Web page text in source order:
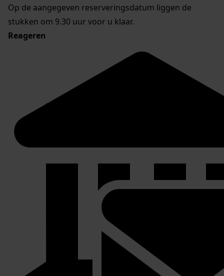
Op de aangegeven reserveringsdatum liggen de
stukken om 9.30 uur voor u klaar.
Reageren